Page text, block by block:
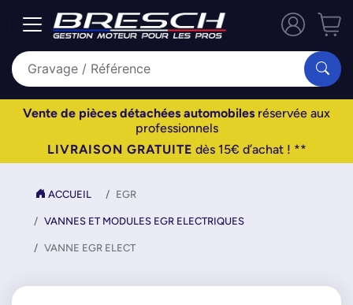
Vente de pièces détachées automobiles réservée aux
professionnels
LIVRAISON GRATUITE dès 15€ d’achat ! **
ACCUEIL EGR
VANNES ET MODULES EGR ELECTRIQUES
VANNE EGR ELECT